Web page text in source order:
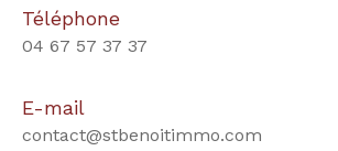
Téléphone
04 67 57 37 37
E-mail
contact@stbenoitimmo.com